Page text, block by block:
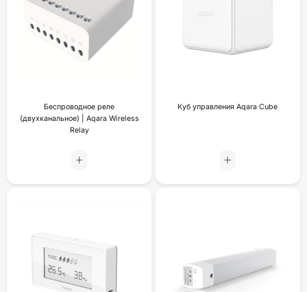
Беспроводное реле
(двухканальное) | Aqara Wireless
Relay
Куб управления Aqara Cube